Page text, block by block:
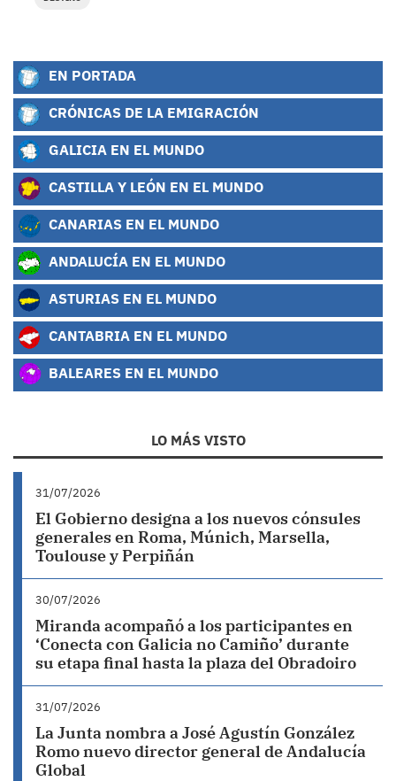
EN PORTADA
CRÓNICAS DE LA EMIGRACIÓN
GALICIA EN EL MUNDO
CASTILLA Y LEÓN EN EL MUNDO
CANARIAS EN EL MUNDO
ANDALUCÍA EN EL MUNDO
ASTURIAS EN EL MUNDO
CANTABRIA EN EL MUNDO
BALEARES EN EL MUNDO
LO MÁS VISTO
31/07/2026
El Gobierno designa a los nuevos cónsules
generales en Roma, Múnich, Marsella,
Toulouse y Perpiñán
30/07/2026
Miranda acompañó a los participantes en
‘Conecta con Galicia no Camiño’ durante
su etapa final hasta la plaza del Obradoiro
31/07/2026
La Junta nombra a José Agustín González
Romo nuevo director general de Andalucía
Global